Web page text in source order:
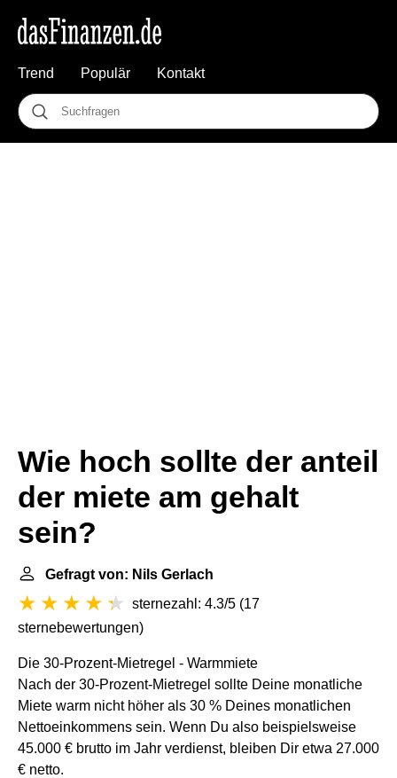
Trend Populär Kontakt
Wie hoch sollte der anteil
der miete am gehalt
sein?
Gefragt von: Nils Gerlach
sternezahl: 4.3/5 (17
sternebewertungen)
Die 30-Prozent-Mietregel - Warmmiete
Nach der 30-Prozent-Mietregel sollte Deine monatliche
Miete warm nicht höher als 30 % Deines monatlichen
Nettoeinkommens sein. Wenn Du also beispielsweise
45.000 € brutto im Jahr verdienst, bleiben Dir etwa 27.000
€ netto.